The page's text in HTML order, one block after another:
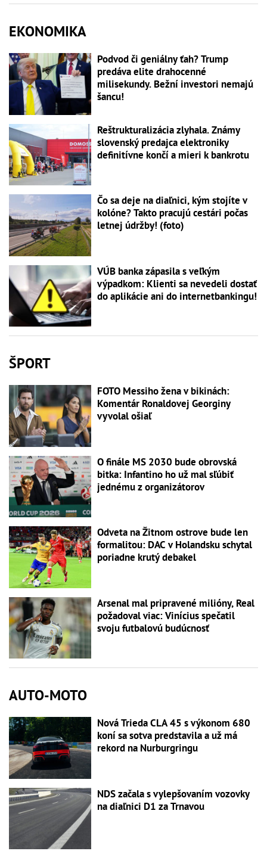
EKONOMIKA
Podvod či geniálny ťah? Trump
predáva elite drahocenné
milisekundy. Bežní investori nemajú
šancu!
Reštrukturalizácia zlyhala. Známy
slovenský predajca elektroniky
definitívne končí a mieri k bankrotu
Čo sa deje na diaľnici, kým stojíte v
kolóne? Takto pracujú cestári počas
letnej údržby! (foto)
VÚB banka zápasila s veľkým
výpadkom: Klienti sa nevedeli dostať
do aplikácie ani do internetbankingu!
ŠPORT
FOTO Messiho žena v bikinách:
Komentár Ronaldovej Georginy
vyvolal ošiaľ
O finále MS 2030 bude obrovská
bitka: Infantino ho už mal sľúbiť
jednému z organizátorov
Odveta na Žitnom ostrove bude len
formalitou: DAC v Holandsku schytal
poriadne krutý debakel
Arsenal mal pripravené milióny, Real
požadoval viac: Vinícius spečatil
svoju futbalovú budúcnosť
AUTO-MOTO
Nová Trieda CLA 45 s výkonom 680
koní sa sotva predstavila a už má
rekord na Nurburgringu
NDS začala s vylepšovaním vozovky
na diaľnici D1 za Trnavou